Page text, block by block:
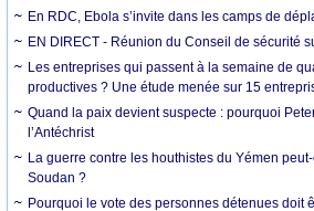
En RDC, Ebola s’invite dans les camps de
EN DIRECT - Réunion du Conseil de sécurité
Les entreprises qui passent à la semaine de
productives ? Une étude menée sur 15
Quand la paix devient suspecte : pourquoi
l’Antéchrist
La guerre contre les houthistes du Yémen
Soudan ?
Pourquoi le vote des personnes détenues doit